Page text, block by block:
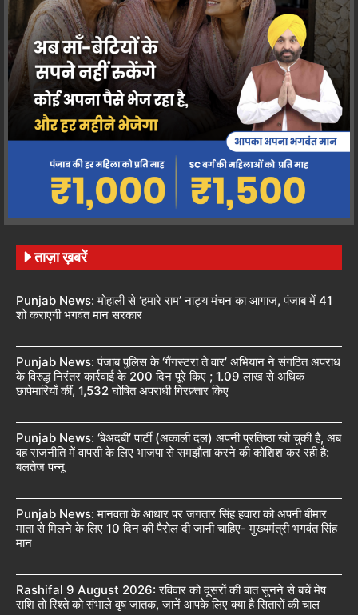
ताज़ा ख़बरें
Punjab News: मोहाली से ‘हमारे राम’ नाट्य मंचन का आगाज, पंजाब में 41
शो कराएगी भगवंत मान सरकार
Punjab News: पंजाब पुलिस के ‘गैंगस्टरां ते वार’ अभियान ने संगठित अपराध
के विरुद्ध निरंतर कार्रवाई के 200 दिन पूरे किए ; 1.09 लाख से अधिक
छापेमारियाँ कीं, 1,532 घोषित अपराधी गिरफ़्तार किए
Punjab News: ‘बेअदबी’ पार्टी (अकाली दल) अपनी प्रतिष्ठा खो चुकी है, अब
वह राजनीति में वापसी के लिए भाजपा से समझौता करने की कोशिश कर रही है:
बलतेज पन्नू
Punjab News: मानवता के आधार पर जगतार सिंह हवारा को अपनी बीमार
माता से मिलने के लिए 10 दिन की पैरोल दी जानी चाहिए- मुख्यमंत्री भगवंत सिंह
मान
Rashifal 9 August 2026: रविवार को दूसरों की बात सुनने से बचें मेष
राशि तो रिश्ते को संभाले वृष जातक, जानें आपके लिए क्या है सितारों की चाल